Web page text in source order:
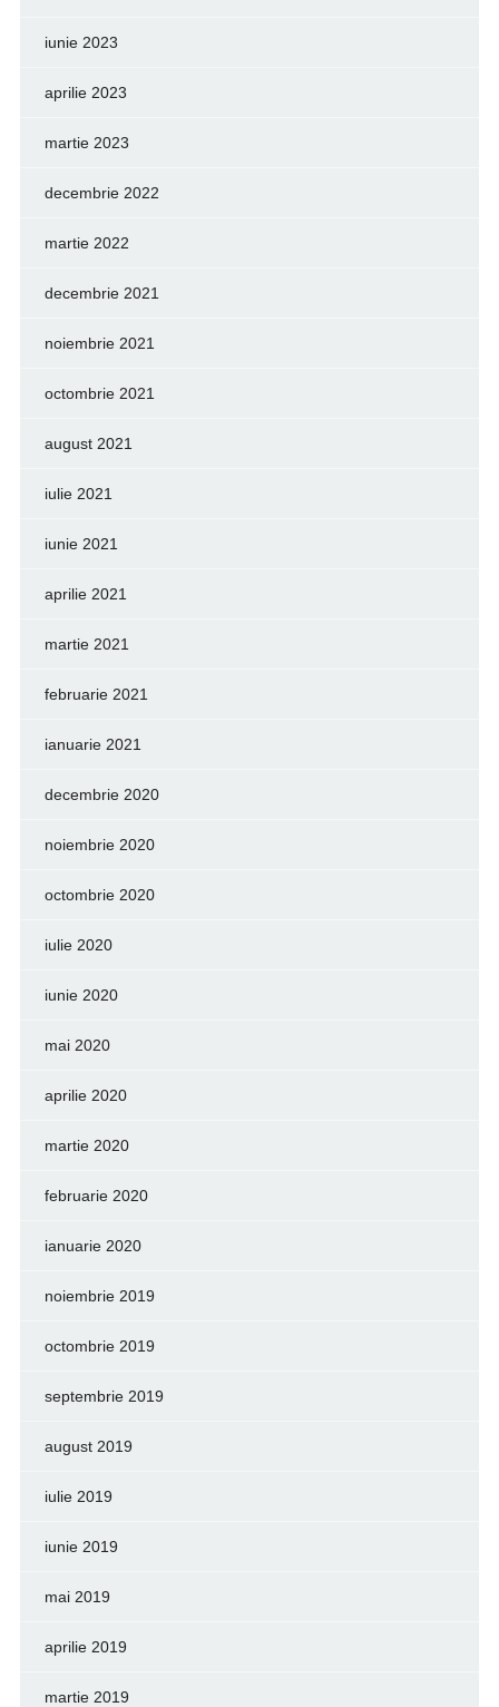
iunie 2023
aprilie 2023
martie 2023
decembrie 2022
martie 2022
decembrie 2021
noiembrie 2021
octombrie 2021
august 2021
iulie 2021
iunie 2021
aprilie 2021
martie 2021
februarie 2021
ianuarie 2021
decembrie 2020
noiembrie 2020
octombrie 2020
iulie 2020
iunie 2020
mai 2020
aprilie 2020
martie 2020
februarie 2020
ianuarie 2020
noiembrie 2019
octombrie 2019
septembrie 2019
august 2019
iulie 2019
iunie 2019
mai 2019
aprilie 2019
martie 2019